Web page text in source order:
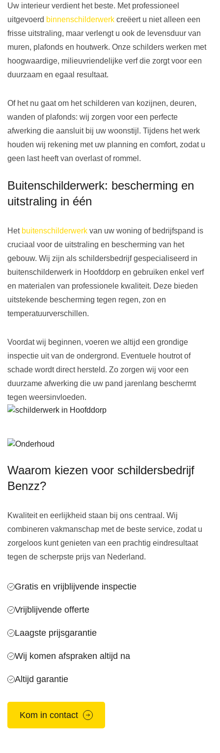
Uw interieur verdient het beste. Met professioneel
uitgevoerd binnenschilderwerk creëert u niet alleen een
frisse uitstraling, maar verlengt u ook de levensduur van
muren, plafonds en houtwerk. Onze schilders werken met
hoogwaardige, milieuvriendelijke verf die zorgt voor een
duurzaam en egaal resultaat.
Of het nu gaat om het schilderen van kozijnen, deuren,
wanden of plafonds: wij zorgen voor een perfecte
afwerking die aansluit bij uw woonstijl. Tijdens het werk
houden wij rekening met uw planning en comfort, zodat u
geen last heeft van overlast of rommel.
Buitenschilderwerk: bescherming en
uitstraling in één
Het buitenschilderwerk van uw woning of bedrijfspand is
cruciaal voor de uitstraling en bescherming van het
gebouw. Wij zijn als schildersbedrijf gespecialiseerd in
buitenschilderwerk in Hoofddorp en gebruiken enkel verf
en materialen van professionele kwaliteit. Deze bieden
uitstekende bescherming tegen regen, zon en
temperatuurverschillen.
Voordat wij beginnen, voeren we altijd een grondige
inspectie uit van de ondergrond. Eventuele houtrot of
schade wordt direct hersteld. Zo zorgen wij voor een
duurzame afwerking die uw pand jarenlang beschermt
tegen weersinvloeden.
Waarom kiezen voor schildersbedrijf
Benzz?
Kwaliteit en eerlijkheid staan bij ons centraal. Wij
combineren vakmanschap met de beste service, zodat u
zorgeloos kunt genieten van een prachtig eindresultaat
tegen de scherpste prijs van Nederland.
Gratis en vrijblijvende inspectie
Vrijblijvende offerte
Laagste prijsgarantie
Wij komen afspraken altijd na
Altijd garantie
Kom in contact